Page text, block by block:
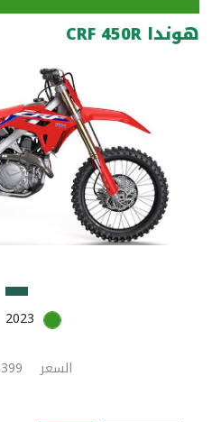
مواقع الفروع وأجهزة الصرف الآلي
تركيا
ماليزيا
مصر
هوندا CRF 450R
2023
السعر